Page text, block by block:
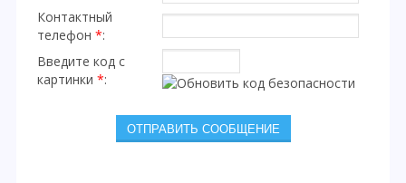
Контактный
телефон *:
Введите код с
картинки *: